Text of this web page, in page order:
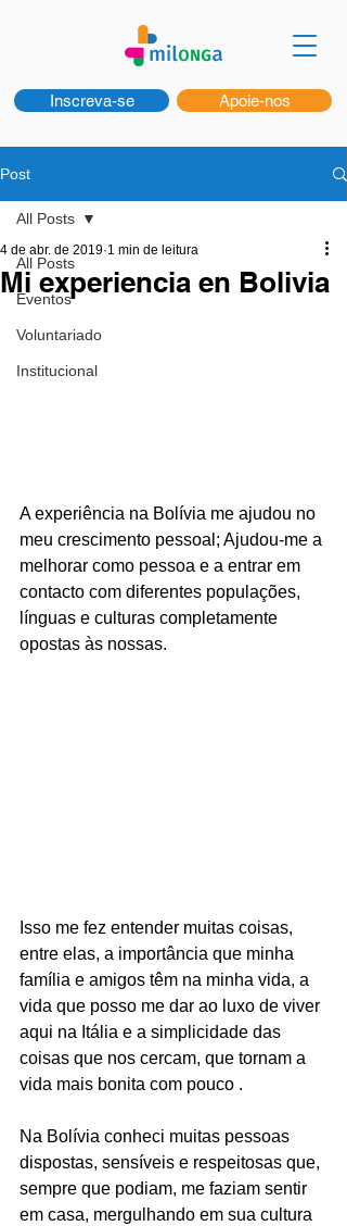
Inscreva-se Apoie-nos
Post
All Posts
Eventos
Voluntariado
Institucional
All Posts
Mi experiencia en Bolivia
4 de abr. de 2019 1 min de leitura
A experiência na Bolívia me ajudou no
meu crescimento pessoal; Ajudou-me a
melhorar como pessoa e a entrar em
contacto com diferentes populações,
línguas e culturas completamente
opostas às nossas.
Isso me fez entender muitas coisas,
entre elas, a importância que minha
família e amigos têm na minha vida, a
vida que posso me dar ao luxo de viver
aqui na Itália e a simplicidade das
coisas que nos cercam, que tornam a
vida mais bonita com pouco .
Na Bolívia conheci muitas pessoas
dispostas, sensíveis e respeitosas que,
sempre que podiam, me faziam sentir
em casa, mergulhando em sua cultura